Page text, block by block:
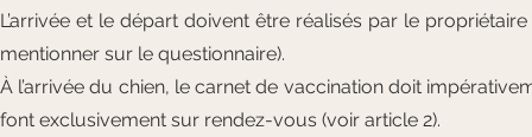
L’arrivée et le départ doivent être réalisés par le
mentionner sur le questionnaire).
À l’arrivée du chien, le carnet de vaccination doit
font exclusivement sur rendez-vous (voir article 2).